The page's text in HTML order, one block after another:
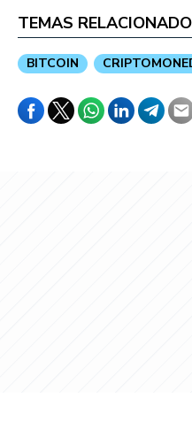
TEMAS
BITCOIN